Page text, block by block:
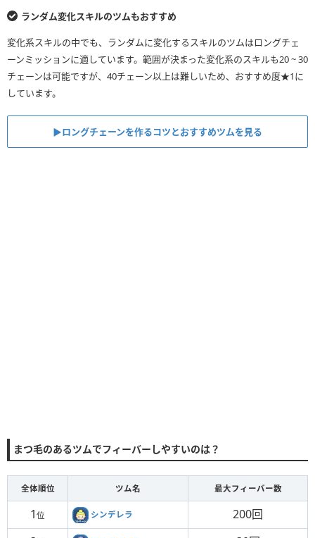
ランダム変化スキルのツムもおすすめ
変化系スキルの中でも、ランダムに変化するスキルのツムはロングチェ
ーンミッションに適しています。範囲が決まった変化系のスキルも20 ~ 30
チェーンは可能ですが、40チェーン以上は難しいため、おすすめ度★1に
しています。
▶︎ロングチェーンを作るコツとおすすめツムを見る
まつ毛のあるツムでフィーバーしやすいのは？
全体順位 ツム名 最大フィーバー数
1 位 シンデレラ
200回